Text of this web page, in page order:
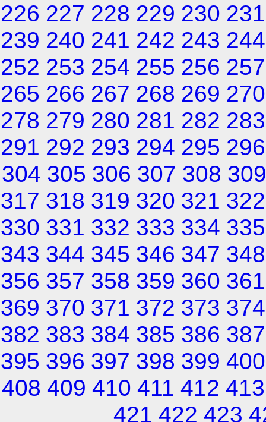
226 227 228 229 230 231
239 240 241 242 243 244
252 253 254 255 256 257
265 266 267 268 269 270
278 279 280 281 282 283
291 292 293 294 295 296
304 305 306 307 308 309
317 318 319 320 321 322
330 331 332 333 334 335
343 344 345 346 347 348
356 357 358 359 360 361
369 370 371 372 373 374
382 383 384 385 386 387
395 396 397 398 399 400
408 409 410 411 412 413
421 422 423